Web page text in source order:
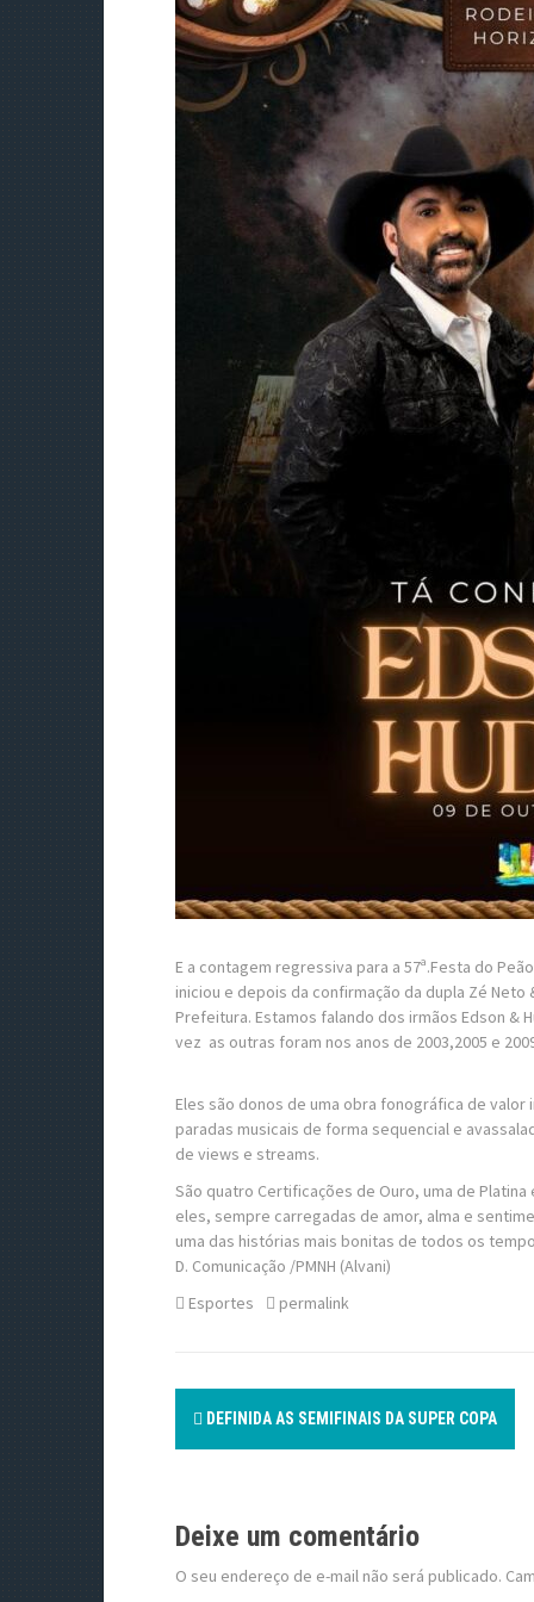
E a contagem regressiva para a 57ª.Festa do
iniciou e depois da confirmação da dupla Zé
Prefeitura. Estamos falando dos irmãos Edson &
vez as outras foram nos anos de 2003,2005 e
Eles são donos de uma obra fonográfica de
paradas musicais de forma sequencial e
de views e streams.
São quatro Certificações de Ouro, uma de
eles, sempre carregadas de amor, alma e
uma das histórias mais bonitas de todos os
D. Comunicação /PMNH (Alvani)
Esportes
permalink
P
o
t
DEFINIDA AS SEMIFINAIS DA SUPER COPA
Deixe um comentário
O seu endereço de e-mail não será publicado.